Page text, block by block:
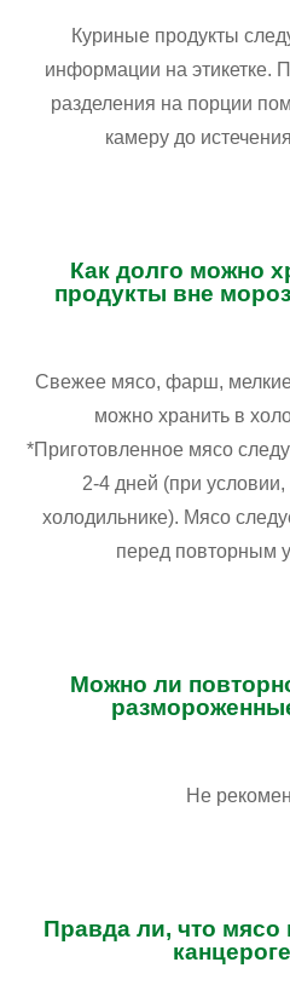
Куриные продукты
информации на этикетке.
разделения на порции
камеру до
Как долго можно
продукты вне
Свежее мясо, фарш, мелкие
можно хранить в
*Приготовленное мясо
2-4 дней (при условии,
холодильнике). Мясо
перед повторным
Можно ли
Не
Правда ли, что мясо